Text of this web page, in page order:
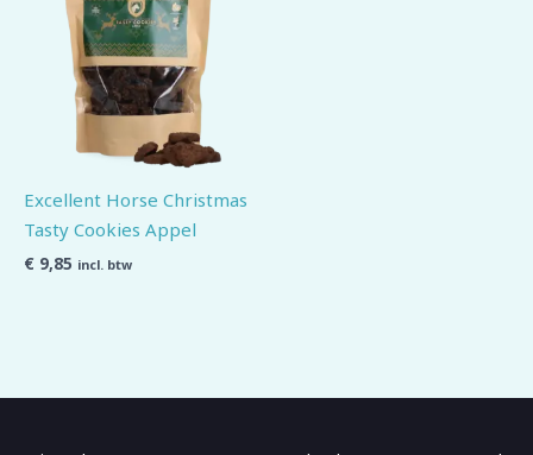
Excellent Horse Christmas
Tasty Cookies Appel
€ 9,85 incl. btw